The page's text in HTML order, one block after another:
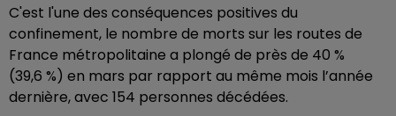
C'est l'une des conséquences positives du
confinement, le nombre de morts sur les routes de
France métropolitaine a plongé de près de 40 %
(39,6 %) en mars par rapport au même mois l’année
dernière, avec 154 personnes décédées.